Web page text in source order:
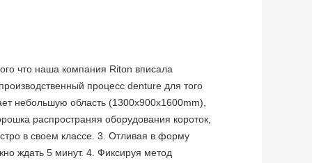
что наша компания Riton вписала
процесс denture для того
небольшую область (1300x900x1600mm),
распространяя оборудования короток,
в своем классе. 3. Отливая в форму
ждать 5 минут. 4. Фиксируя метод